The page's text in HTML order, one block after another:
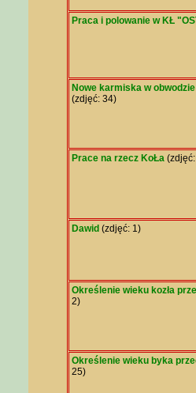
Praca i polowanie w KŁ
Nowe karmiska w
(zdjęć: 34)
Prace na rzecz KoŁa(zdjęć:
Dawid (zdjęć: 1)
Określenie wieku kozła
2)
Określenie wieku byka
25)